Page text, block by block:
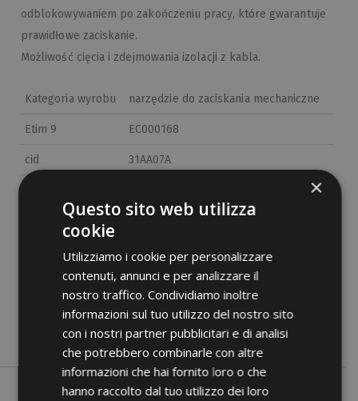
odblokowywaniem po zakończeniu pracy, które gwarantuje
prawidłowe zaciskanie.
Możliwość cięcia i zdejmowania izolacji z kabla.
Kategoria wyrobu narzędzie do zaciskania mechaniczne
Etim 9 EC000168
cid 31AA07A
Documenty PDF
×
Questo sito web utilizza
cookie
Utilizziamo i cookie per personalizzare
contenuti, annunci e per analizzare il
nostro traffico. Condividiamo inoltre
informazioni sul tuo utilizzo del nostro sito
con i nostri partner pubblicitari e di analisi
che potrebbero combinarle con altre
informazioni che hai fornito loro o che
hanno raccolto dal tuo utilizzo dei loro